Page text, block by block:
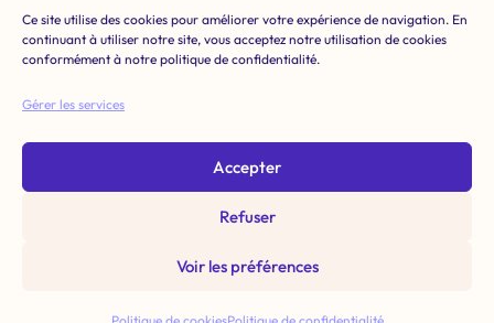
Ce site utilise des cookies pour améliorer votre expérience de navigation. En
continuant à utiliser notre site, vous acceptez notre utilisation de cookies
conformément à notre politique de confidentialité.
Gérer les services
Accepter
Refuser
Voir les préférences
Rétractation
d’un monde plus doux.